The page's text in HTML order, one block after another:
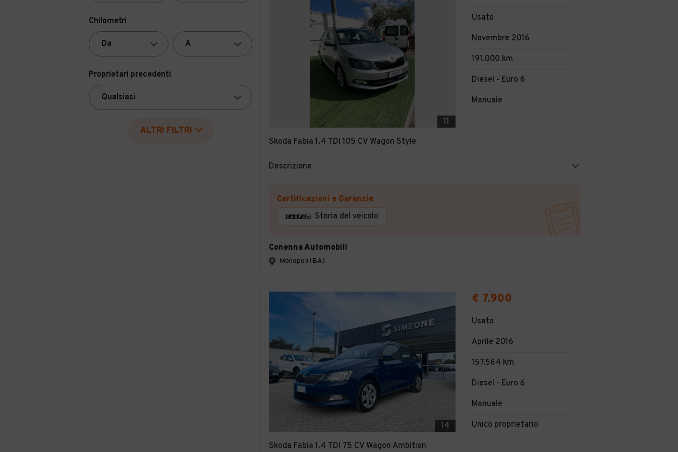
Chilometri
Proprietari precedenti
ALTRI FILTRI
11
Skoda Fabia 1.4 TDI 105 CV Wagon Style
Usato
Novembre 2016
191.000 km
Diesel - Euro 6
Manuale
Descrizione
Certificazioni e Garanzie
Storia del veicolo
Conenna Automobili
Monopoli (BA)
14
Skoda Fabia 1.4 TDI 75 CV Wagon Ambition
€ 7.900
Usato
Aprile 2016
157.564 km
Diesel - Euro 6
Manuale
Unico proprietario